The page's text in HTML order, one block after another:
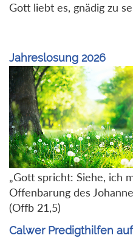
Gott liebt es, gnädig zu
Jahreslosung 2026
„Gott spricht: Siehe, ich
Offenbarung des
(Offb 21,5)
Calwer Predigthilfen